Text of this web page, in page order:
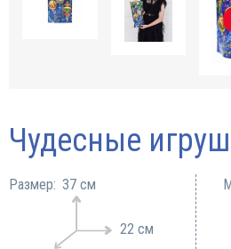
Чудесные
22 см
37 см
Размер: